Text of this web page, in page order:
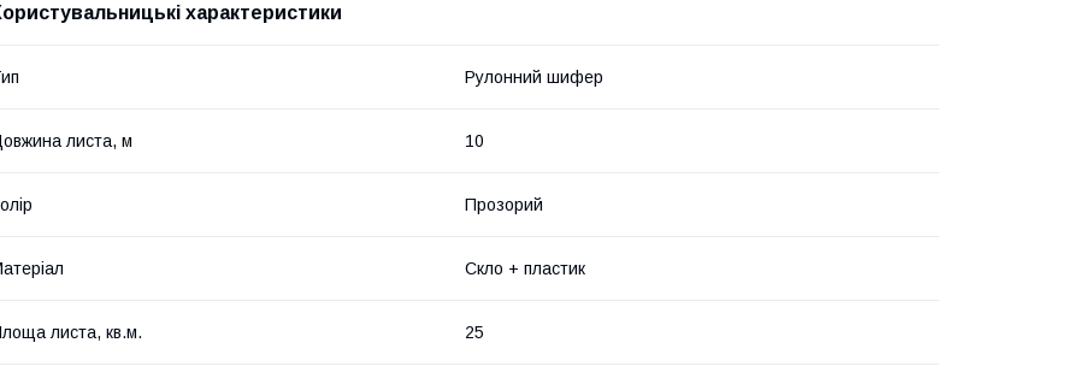
характеристики
Рулонний шифер
листа, м 10
Прозорий
Скло + пластик
листа, кв.м. 25